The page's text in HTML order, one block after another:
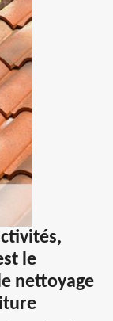
le
nettoyage